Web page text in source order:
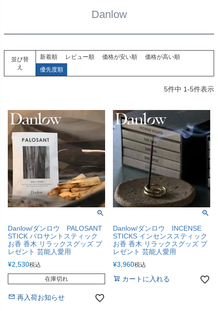
Danlow
並び替
え
新着順 レビュー順 価格が安い順
価格が高い順
優先度順
5件中 1-5件表示
Danlow/ダンロウ PALOSANT
STICK パロサントスティック
お香 香木 リラックスグッズ プ
レゼント 芸能人愛用
¥2,530税込
在庫切れ
再入荷お知らせ
Danlow/ダンロウ INCENSE
STICKS インセンススティック
お香 香木 リラックスグッズ プ
レゼント 芸能人愛用
¥3,960税込
カートに入れる